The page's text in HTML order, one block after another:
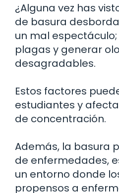
¿Alguna vez has
de basura
un mal
plagas y generar
desagradables.
Estos factores
estudiantes y
de concentración.
Además, la basura
de enfermedades,
un entorno donde
propensos a